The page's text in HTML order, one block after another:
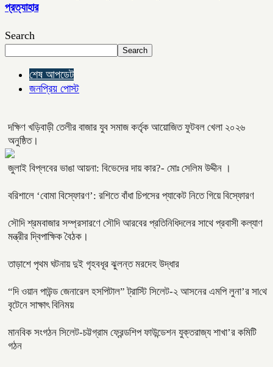
প্রত্যাহার
Search
Search
শেষ আপডেট
জনপ্রিয় পোস্ট
দক্ষিণ খড়িবাড়ী তেলীর বাজার যুব সমাজ কর্তৃক আয়োজিত ফুটবল খেলা ২০২৬
অনুষ্ঠিত।
জুলাই বিপ্লবের ভাঙা আয়না: বিভেদের দায় কার?- মোঃ সেলিম উদ্দীন ।
বরিশালে ‘বোমা বিস্ফোরণ’: রশিতে বাঁধা চিপসের প্যাকেট নিতে গিয়ে বিস্ফোরণ
সৌদি শ্রমবাজার সম্প্রসারণে সৌদি আরবের প্রতিনিধিদলের সাথে প্রবাসী কল্যাণ
মন্ত্রীর দ্বিপাক্ষিক বৈঠক।
তাড়াশে পৃথম ঘটনায় দুই গৃহবধূর ঝুলন্ত মরদেহ উদ্ধার
“দি ওয়ান পাউন্ড জেনারেল হসপিটাল” ট্রাস্টি সিলেট-২ আসনের এমপি লুনা’র সা‌থে
বৃটেনে সাক্ষাৎ বিনিময়
মানবিক সংগঠন সিলেট-চট্টগ্রাম ফ্রেন্ডশিপ ফাউন্ডেশন যুক্তরাজ্য শাখা’র কমিটি
গঠন